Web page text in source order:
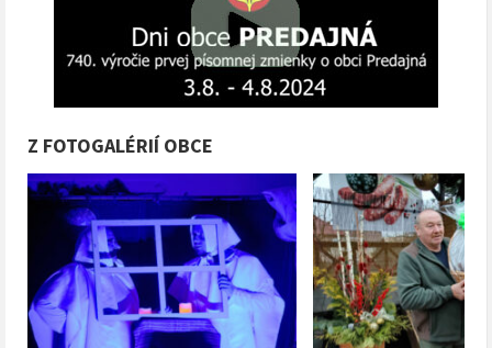
Z FOTOGALÉRIÍ OBCE